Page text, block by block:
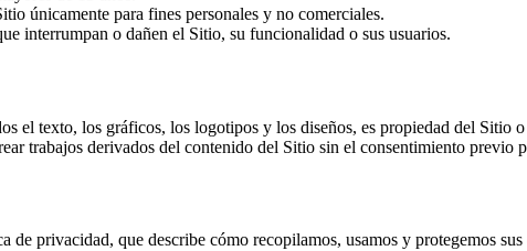
únicamente para fines personales y no comerciales.
interrumpan o dañen el Sitio, su funcionalidad o sus usuarios.
el texto, los gráficos, los logotipos y los diseños, es propiedad del Sitio
trabajos derivados del contenido del Sitio sin el consentimiento previo
de privacidad, que describe cómo recopilamos, usamos y protegemos